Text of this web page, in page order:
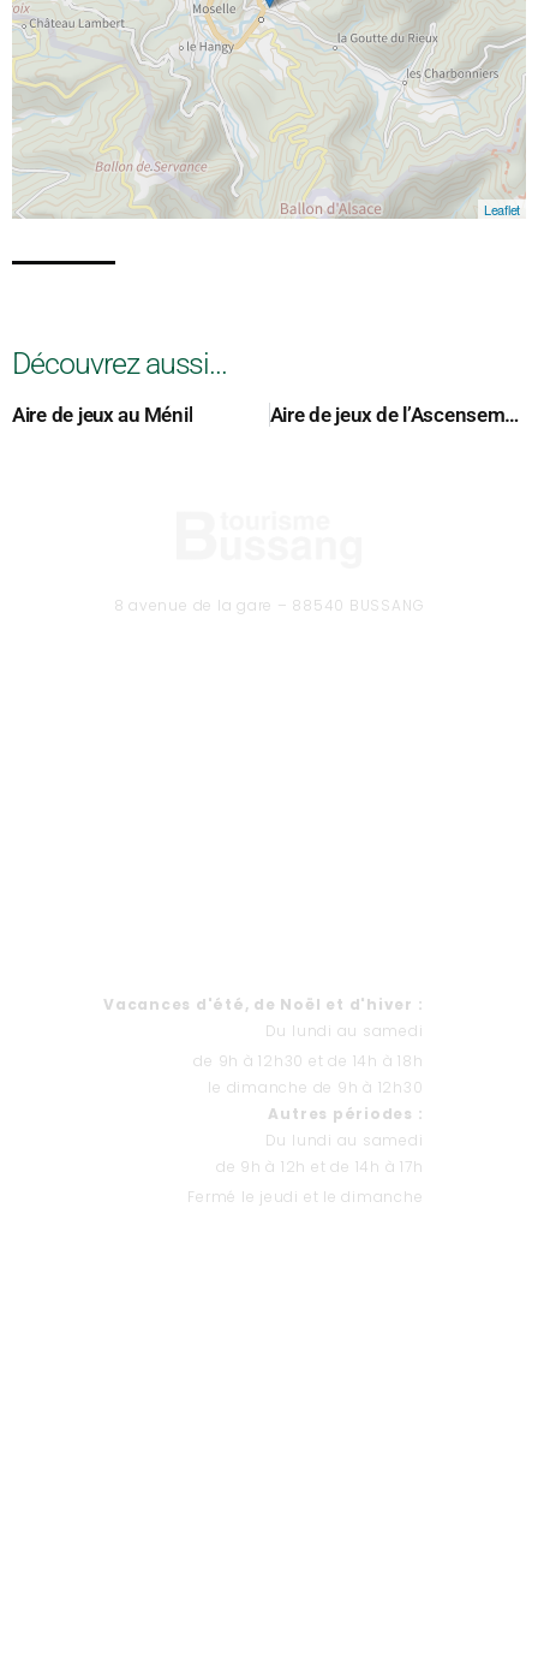
Leaflet
Découvrez aussi...
Aire de jeux au Ménil Aire de jeux de l’Ascensement
8 avenue de la gare – 88540 BUSSANG
Vacances d'été, de Noël et d'hiver :
Du lundi au samedi
de 9h à 12h30 et de 14h à 18h
le dimanche de 9h à 12h30
Autres périodes :
Du lundi au samedi
de 9h à 12h et de 14h à 17h
Fermé le jeudi et le dimanche